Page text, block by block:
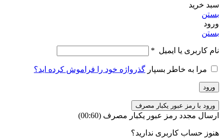
سبد خرید
بستن
ورود
بستن
نام کاربری یا ایمیل *
مرا به خاطر بسپار گذرواژه خود را فراموش کرده اید؟
ورود
ورود با رمز عبور یکبار مصرف
ارسال مجدد رمز عبور یکبار مصرف (00:
60
)
هنوز حساب کاربری ندارید؟